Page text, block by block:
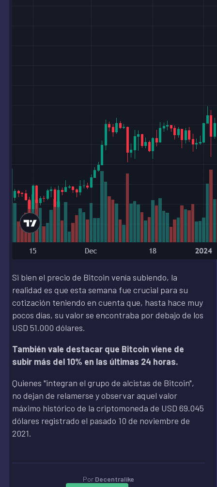
Si bien el precio de Bitcoin venía subiendo, la
realidad es que esta semana fue crucial para su
cotización teniendo en cuenta que, hasta hace muy
pocos días, su valor se encontraba por debajo de los
USD 51.000 dólares.
También vale destacar que Bitcoin viene de
subir más del 10% en las últimas 24 horas.
Quienes "integran el grupo de alcistas de Bitcoin",
no dejan de relamerse y observar aquel valor
máximo histórico de la criptomoneda de USD 69.045
dólares registrado el pasado 10 de noviembre de
2021.
Por Decentralike